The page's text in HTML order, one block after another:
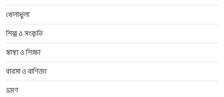
খেলাধুলা
শিল্প ও সংকৃতি
স্বাস্থ্য ও শিক্ষা
ব্যবসা ও বাণিজ্য
ভ্রমণ